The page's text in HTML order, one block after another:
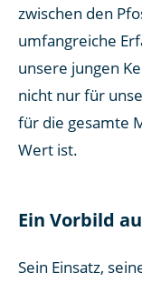
zwischen den
umfangreiche
unsere jungen
nicht nur für
für die gesamte
Wert ist.
Ein Vorbild
Sein Einsatz,